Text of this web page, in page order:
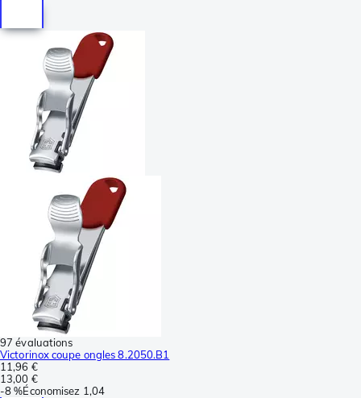
97 évaluations
Victorinox coupe ongles 8.2050.B1
11,96 €
13,00 €
-8 %Économisez 1,04